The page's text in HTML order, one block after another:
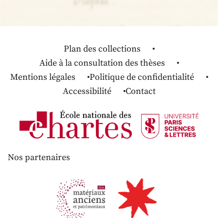
Plan des collections
Aide à la consultation des thèses
Mentions légales
Politique de confidentialité
Accessibilité
Contact
Nos partenaires